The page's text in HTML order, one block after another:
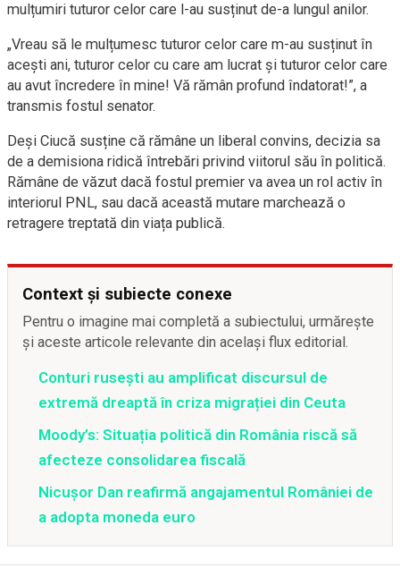
mulțumiri tuturor celor care l-au susținut de-a lungul anilor.
„Vreau să le mulțumesc tuturor celor care m-au susținut în
acești ani, tuturor celor cu care am lucrat și tuturor celor care
au avut încredere în mine! Vă rămân profund îndatorat!”, a
transmis fostul senator.
Deși Ciucă susține că rămâne un liberal convins, decizia sa
de a demisiona ridică întrebări privind viitorul său în politică.
Rămâne de văzut dacă fostul premier va avea un rol activ în
interiorul PNL, sau dacă această mutare marchează o
retragere treptată din viața publică.
Context și subiecte conexe
Pentru o imagine mai completă a subiectului, urmărește
și aceste articole relevante din același flux editorial.
Conturi rusești au amplificat discursul de
extremă dreaptă în criza migrației din Ceuta
Moody’s: Situația politică din România riscă să
afecteze consolidarea fiscală
Nicușor Dan reafirmă angajamentul României de
a adopta moneda euro